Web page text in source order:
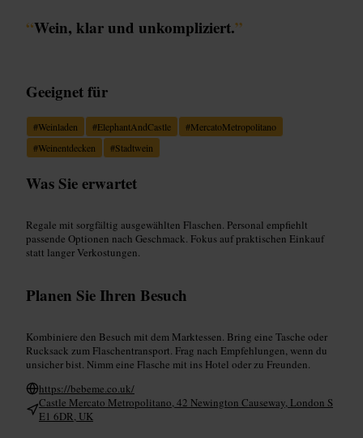
“Wein, klar und unkompliziert.”
Geeignet für
#Weinladen #ElephantAndCastle #MercatoMetropolitano
#Weinentdecken #Stadtwein
Was Sie erwartet
Regale mit sorgfältig ausgewählten Flaschen. Personal empfiehlt
passende Optionen nach Geschmack. Fokus auf praktischen Einkauf
statt langer Verkostungen.
Planen Sie Ihren Besuch
Kombiniere den Besuch mit dem Marktessen. Bring eine Tasche oder
Rucksack zum Flaschentransport. Frag nach Empfehlungen, wenn du
unsicher bist. Nimm eine Flasche mit ins Hotel oder zu Freunden.
https://bebeme.co.uk/
Castle Mercato Metropolitano, 42 Newington Causeway, London S
E1 6DR, UK